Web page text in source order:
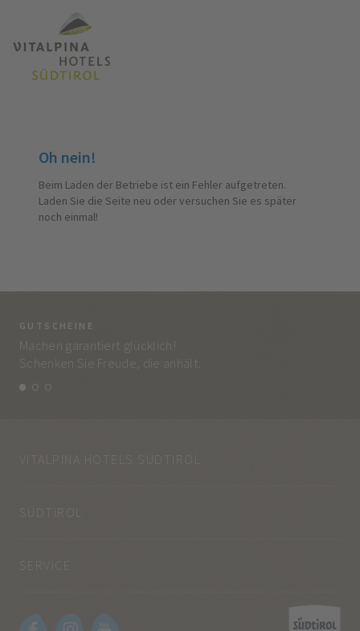
Oh nein!
Beim Laden der Betriebe ist ein Fehler aufgetreten.
Laden Sie die Seite neu oder versuchen Sie es später
noch einmal!
GUTSCHEINE
Machen garantiert glücklich!
Schenken Sie Freude, die anhält.
VITALPINA HOTELS SÜDTIROL